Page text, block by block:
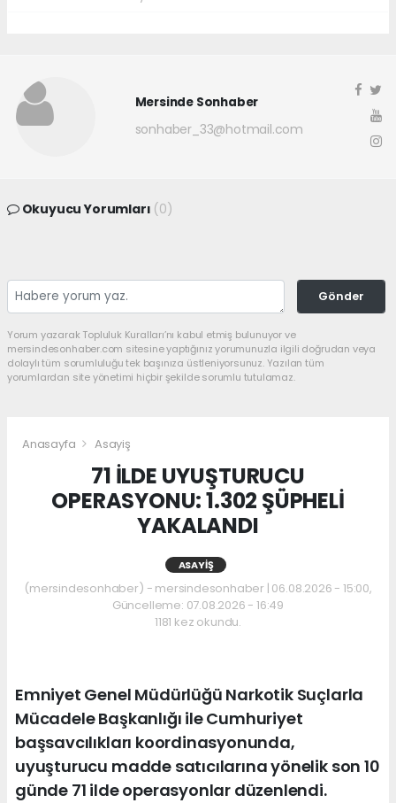
Mersinde Sonhaber
sonhaber_33@hotmail.com
Okuyucu Yorumları (0)
Gönder
Yorum yazarak Topluluk Kuralları’nı kabul etmiş bulunuyor ve
mersindesonhaber.com sitesine yaptığınız yorumunuzla ilgili doğrudan veya
dolaylı tüm sorumluluğu tek başınıza üstleniyorsunuz. Yazılan tüm
yorumlardan site yönetimi hiçbir şekilde sorumlu tutulamaz.
Anasayfa Asayiş
71 İLDE UYUŞTURUCU
OPERASYONU: 1.302 ŞÜPHELİ
YAKALANDI
ASAYIŞ
(mersindesonhaber) - mersindesonhaber | 06.08.2026 - 15:00,
Güncelleme: 07.08.2026 - 16:49
1181 kez okundu.
Emniyet Genel Müdürlüğü Narkotik Suçlarla
Mücadele Başkanlığı ile Cumhuriyet
başsavcılıkları koordinasyonunda,
uyuşturucu madde satıcılarına yönelik son 10
günde 71 ilde operasyonlar düzenlendi.